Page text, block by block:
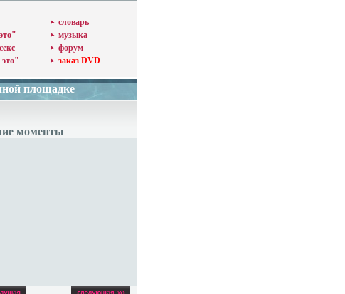
это"
словарь
музыка
форум
заказ DVD
площадке
моменты